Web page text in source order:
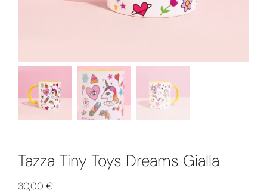
Collabs
Tazza Tiny Toys Dreams Gialla
30,00 €